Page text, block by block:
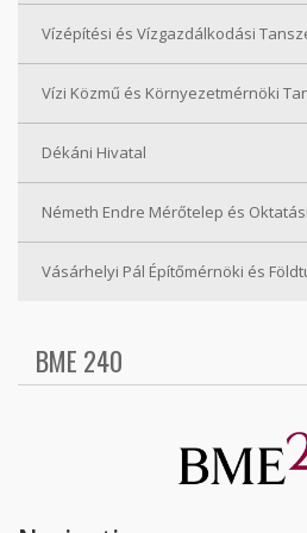
Vízépítési és Vízgazdálkodási
Vízi Közmű és Környezetmérnöki
Dékáni Hivatal
Németh Endre Mérőtelep és
Vásárhelyi Pál Építőmérnöki és
BME 240